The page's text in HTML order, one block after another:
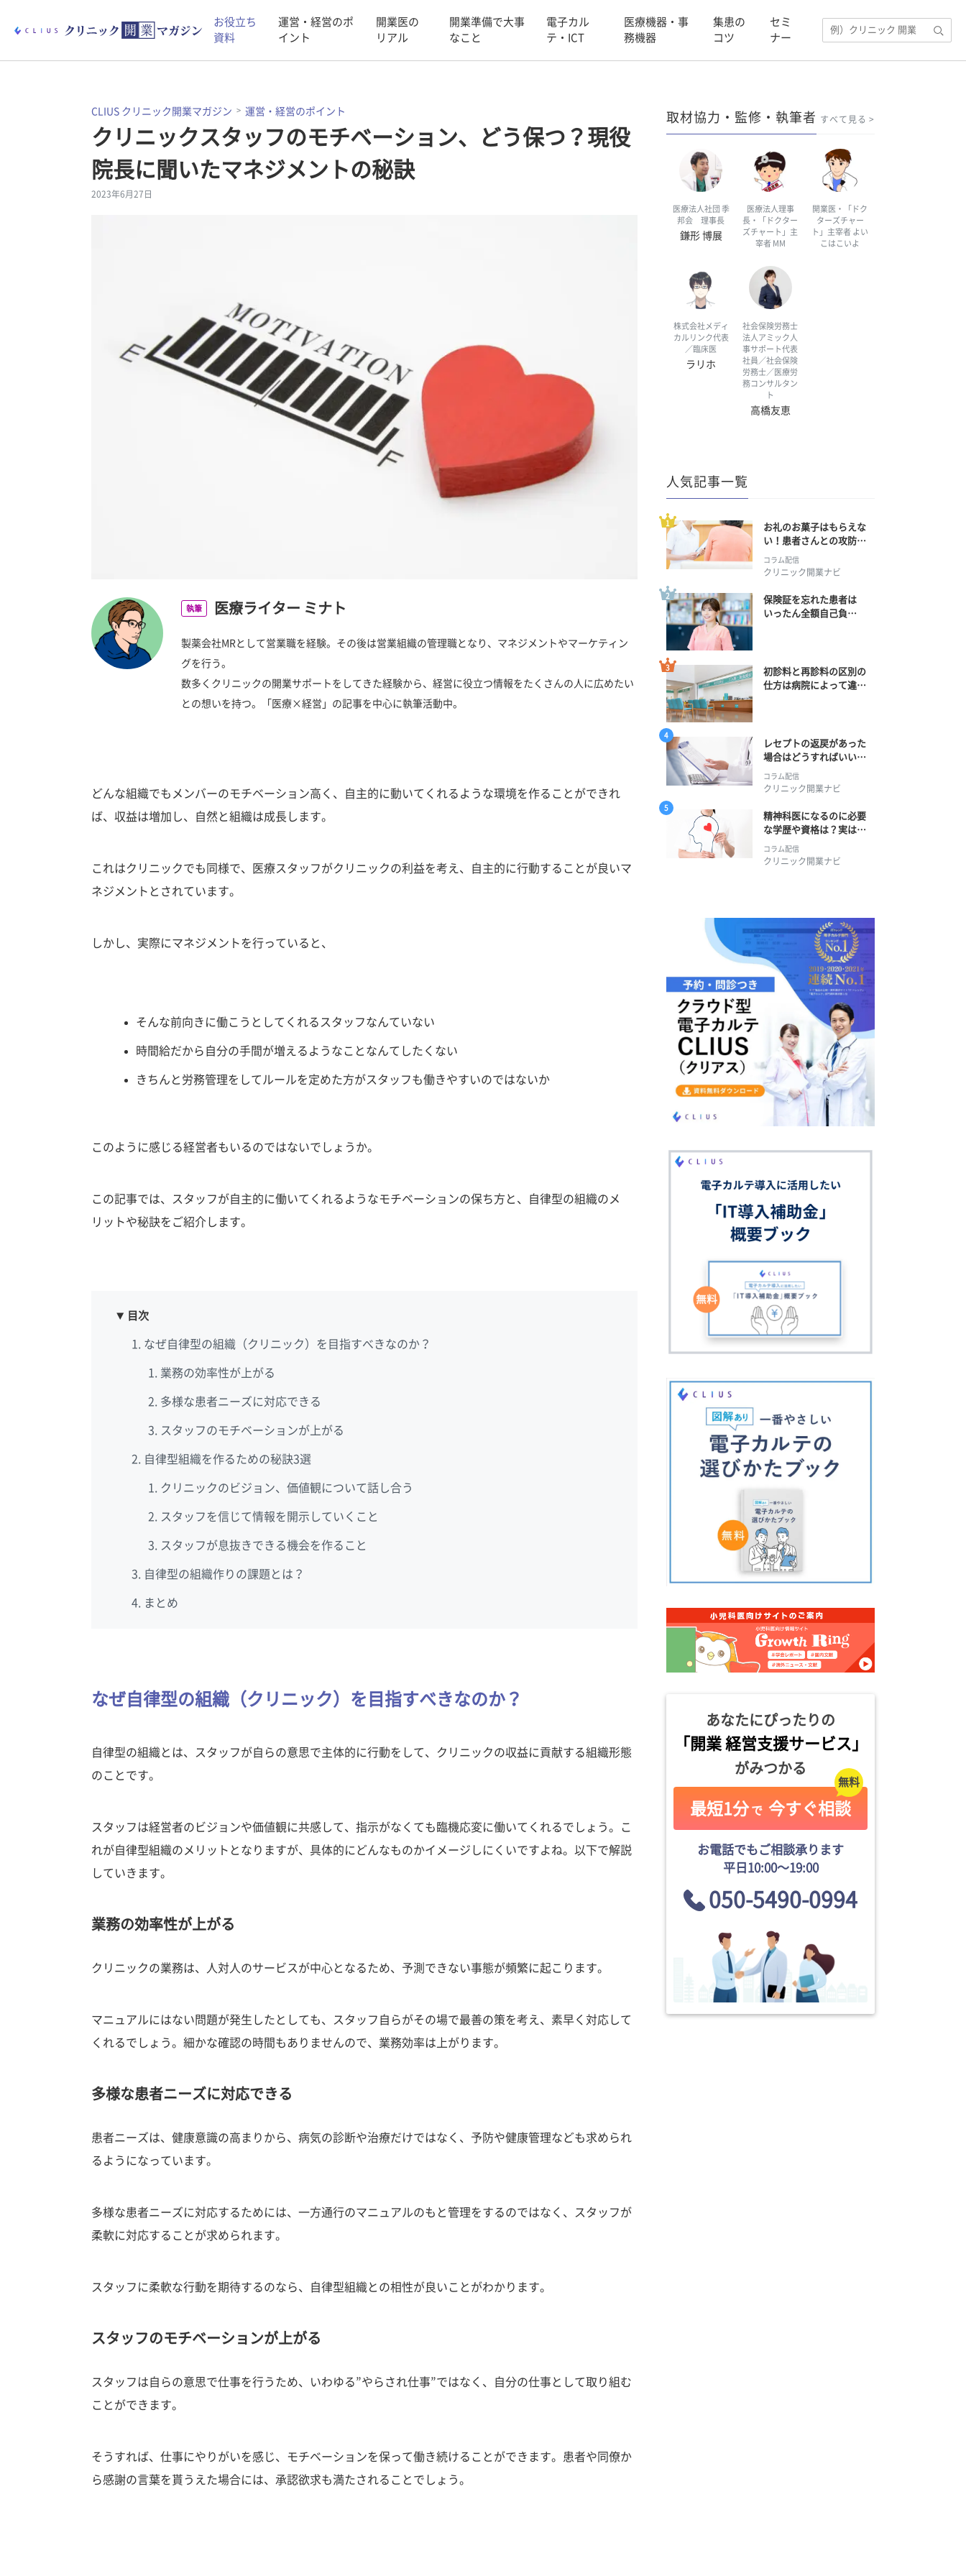
お役立ち
資料
運営・経営のポ
イント
開業医の
リアル
開業準備で大事
なこと
電子カル
テ・ICT
医療機器・事
務機器
集患の
コツ
セミ
ナー
CLIUS クリニック開業マガジン 運営・経営のポイント
クリニックスタッフのモチベーション、どう保つ？現役
院長に聞いたマネジメントの秘訣
2023年6月27日
執筆 医療ライター ミナト
製薬会社MRとして営業職を経験。その後は営業組織の管理職となり、マネジメントやマーケティン
グを行う。
数多くクリニックの開業サポートをしてきた経験から、経営に役立つ情報をたくさんの人に広めたい
との想いを持つ。「医療×経営」の記事を中心に執筆活動中。
どんな組織でもメンバーのモチベーション高く、自主的に動いてくれるような環境を作ることができれ
ば、収益は増加し、自然と組織は成長します。
これはクリニックでも同様で、医療スタッフがクリニックの利益を考え、自主的に行動することが良いマ
ネジメントとされています。
しかし、実際にマネジメントを行っていると、
そんな前向きに働こうとしてくれるスタッフなんていない
時間給だから自分の手間が増えるようなことなんてしたくない
きちんと労務管理をしてルールを定めた方がスタッフも働きやすいのではないか
このように感じる経営者もいるのではないでしょうか。
この記事では、スタッフが自主的に働いてくれるようなモチベーションの保ち方と、自律型の組織のメ
リットや秘訣をご紹介します。
目次
なぜ自律型の組織（クリニック）を目指すべきなのか？
業務の効率性が上がる
多様な患者ニーズに対応できる
スタッフのモチベーションが上がる
自律型組織を作るための秘訣3選
クリニックのビジョン、価値観について話し合う
スタッフを信じて情報を開示していくこと
スタッフが息抜きできる機会を作ること
自律型の組織作りの課題とは？
まとめ
なぜ自律型の組織（クリニック）を目指すべきなのか？
自律型の組織とは、スタッフが自らの意思で主体的に行動をして、クリニックの収益に貢献する組織形態
のことです。
スタッフは経営者のビジョンや価値観に共感して、指示がなくても臨機応変に働いてくれるでしょう。こ
れが自律型組織のメリットとなりますが、具体的にどんなものかイメージしにくいですよね。以下で解説
していきます。
業務の効率性が上がる
クリニックの業務は、人対人のサービスが中心となるため、予測できない事態が頻繁に起こります。
マニュアルにはない問題が発生したとしても、スタッフ自らがその場で最善の策を考え、素早く対応して
くれるでしょう。細かな確認の時間もありませんので、業務効率は上がります。
多様な患者ニーズに対応できる
患者ニーズは、健康意識の高まりから、病気の診断や治療だけではなく、予防や健康管理なども求められ
るようになっています。
多様な患者ニーズに対応するためには、一方通行のマニュアルのもと管理をするのではなく、スタッフが
柔軟に対応することが求められます。
スタッフに柔軟な行動を期待するのなら、自律型組織との相性が良いことがわかります。
スタッフのモチベーションが上がる
スタッフは自らの意思で仕事を行うため、いわゆる”やらされ仕事”ではなく、自分の仕事として取り組む
ことができます。
そうすれば、仕事にやりがいを感じ、モチベーションを保って働き続けることができます。患者や同僚か
ら感謝の言葉を貰うえた場合には、承認欲求も満たされることでしょう。
取材協力・監修・執筆者 すべて見る
医療法人社団 季
邦会 理事長
鎌形 博展
医療法人理事
長・「ドクター
ズチャート」主
宰者 MM
開業医・「ドク
ターズチャー
ト」主宰者 よい
こはこいよ
株式会社メディ
カルリンク代表
／臨床医
ラリホ
社会保険労務士
法人アミック人
事サポート代表
社員／社会保険
労務士／医療労
務コンサルタン
ト
高橋友恵
人気記事一覧
お礼のお菓子はもらえな
い！患者さんとの攻防の
コラム配信
クリニック開業ナビ
保険証を忘れた患者は
いったん全額自己負
初診料と再診料の区別の
仕方は病院によって違
レセプトの返戻があった
場合はどうすればいい？
そのプロセスとは？
コラム配信
クリニック開業ナビ
精神科医になるのに必要
な学歴や資格は？実は学
士編入学からでも目指せ
る！
コラム配信
クリニック開業ナビ
あなたにぴったりの
「開業 経営支援サービス」
がみつかる
最短1分 で 今すぐ相談
お電話でもご相談承ります
平日10:00〜19:00
050-5490-0994